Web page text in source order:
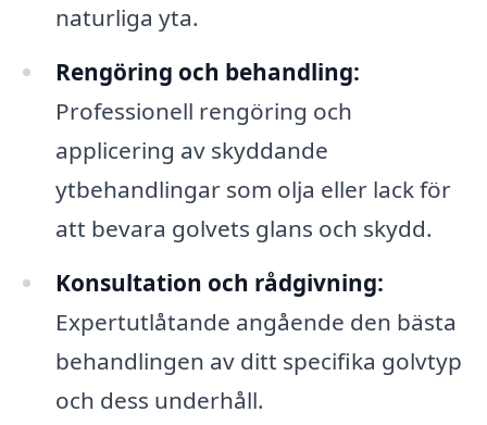
naturliga yta.
Rengöring och behandling:
Professionell rengöring och
applicering av skyddande
ytbehandlingar som olja eller lack för
att bevara golvets glans och skydd.
Konsultation och rådgivning:
Expertutlåtande angående den bästa
behandlingen av ditt specifika golvtyp
och dess underhåll.